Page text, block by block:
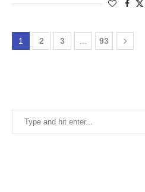
1 2 3 … 93